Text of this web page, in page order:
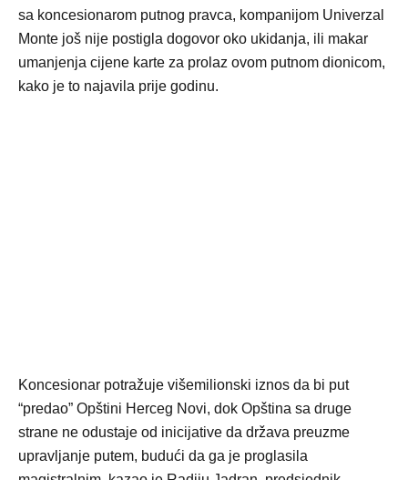
sa koncesionarom putnog pravca, kompanijom Univerzal
Monte još nije postigla dogovor oko ukidanja, ili makar
umanjenja cijene karte za prolaz ovom putnom dionicom,
kako je to najavila prije godinu.
Koncesionar potražuje višemilionski iznos da bi put
“predao” Opštini Herceg Novi, dok Opština sa druge
strane ne odustaje od inicijative da država preuzme
upravljanje putem, budući da ga je proglasila